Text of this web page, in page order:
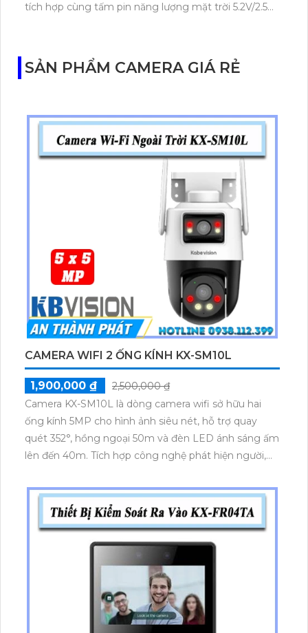
tích hợp cùng tấm pin năng lượng mặt trời 5.2V/2.5W.
SẢN PHẨM CAMERA GIÁ RẺ
CAMERA WIFI 2 ỐNG KÍNH KX-SM10L
1,900,000 ₫
2,500,000 ₫
Camera KX-SM10L là dòng camera wifi sở hữu hai
ống kính 5MP cho hình ảnh siêu nét, hỗ trợ quay
quét 352°, hồng ngoại 50m và đèn LED ánh sáng ấm
lên đến 40m. Tích hợp công nghệ phát hiện người,
6, Bluetooth, lưu trữ 256GB và đàm thoại 2 chiều
mạnh mẽ qua app điều khiển.